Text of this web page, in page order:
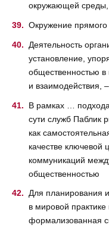
окружающей среды,
Окружение прямого
Деятельность
установление,
общественностью
и взаимодействия,
В рамках …
сути служб Паблик
как
качестве ключевой
коммуникаций
общественностью
Для планирования
в мировой
формализованная